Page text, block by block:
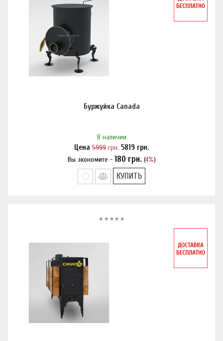
Буржуйка Canada
В наличии
Цена 5999 грн. 5819 грн.
Вы экономите - 180 грн. (4%)
Нашли дешевле?
КУПИТЬ